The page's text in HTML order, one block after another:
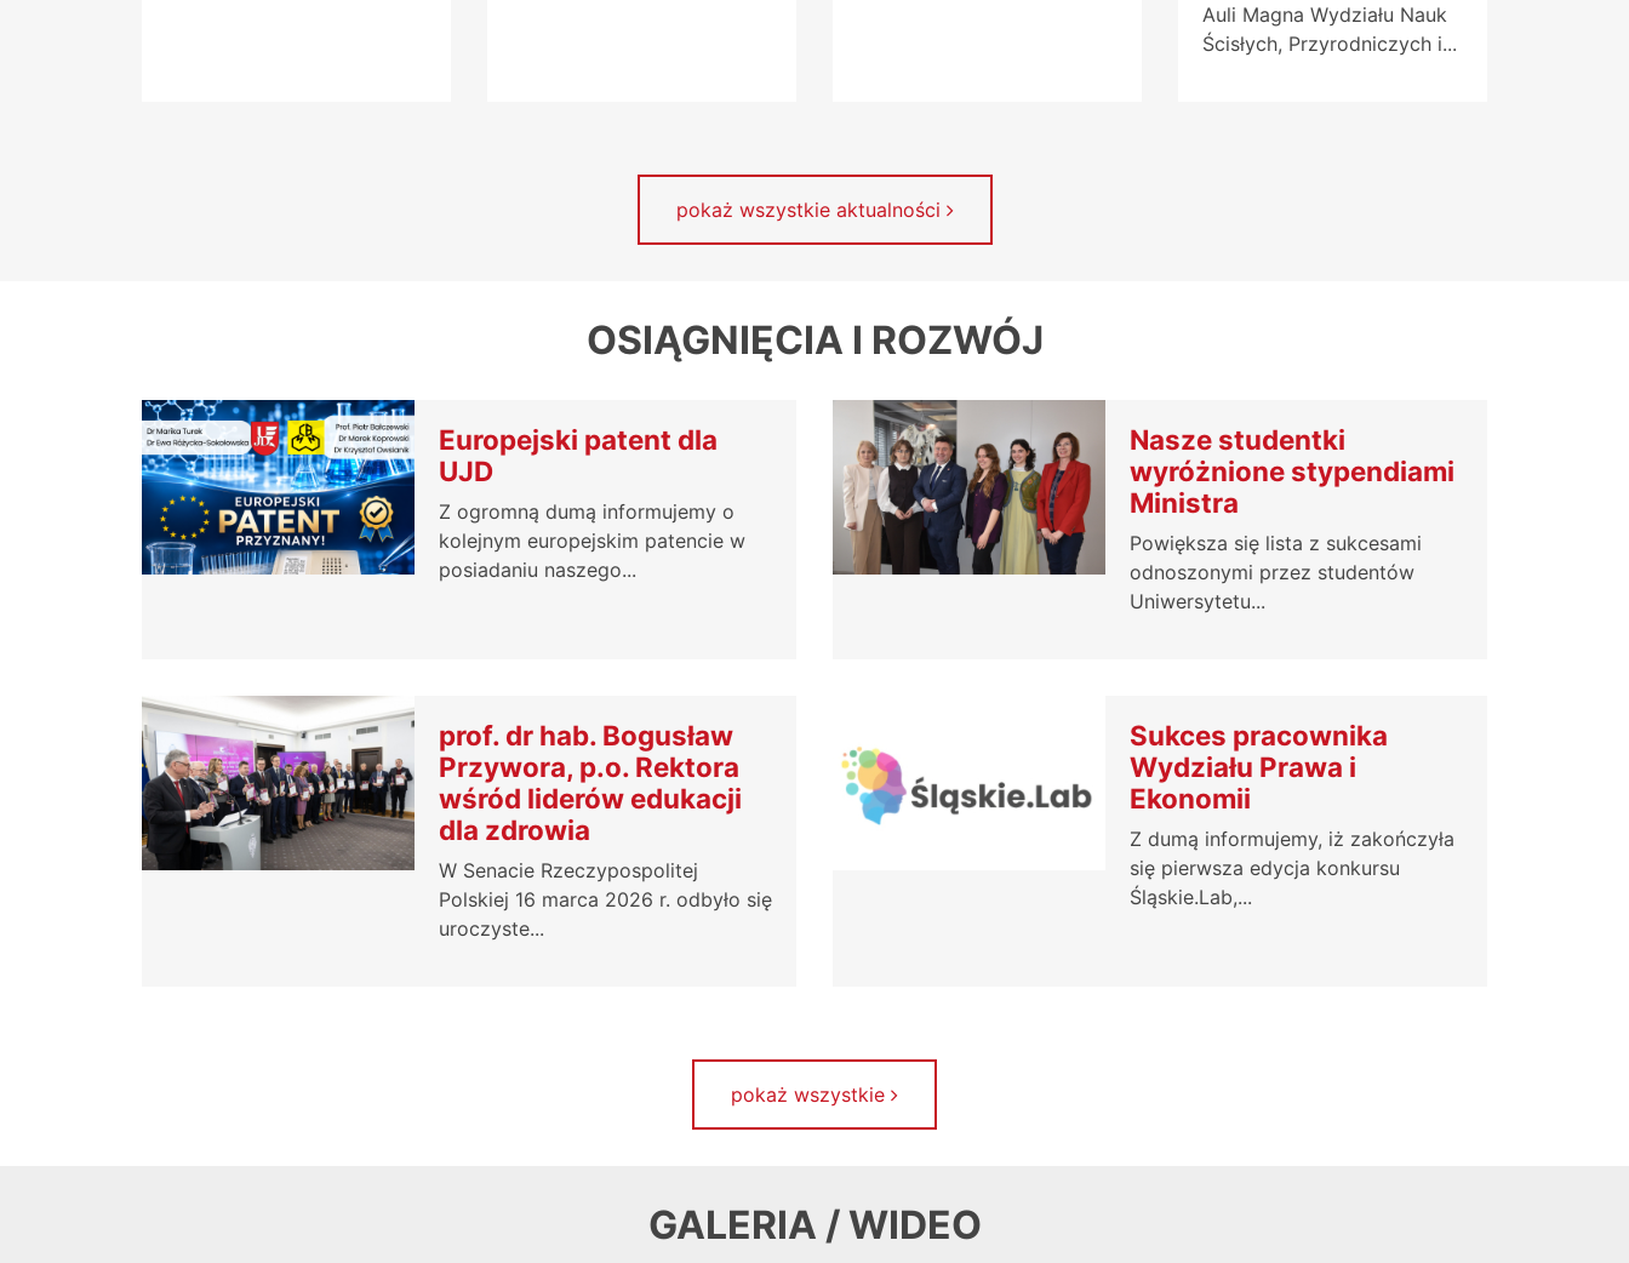
Auli Magna Wydziału Nauk
Ścisłych, Przyrodniczych i...
pokaż wszystkie aktualności
OSIĄGNIĘCIA I ROZWÓJ
Europejski patent dla
UJD
Z ogromną dumą informujemy o
kolejnym europejskim patencie w
posiadaniu naszego...
Nasze studentki
wyróżnione stypendiami
Ministra
Powiększa się lista z sukcesami
odnoszonymi przez studentów
Uniwersytetu...
prof. dr hab. Bogusław
Przywora, p.o. Rektora
wśród liderów edukacji
dla zdrowia
W Senacie Rzeczypospolitej
Polskiej 16 marca 2026 r. odbyło się
uroczyste...
Sukces pracownika
Wydziału Prawa i
Ekonomii
Z dumą informujemy, iż zakończyła
się pierwsza edycja konkursu
Śląskie.Lab,...
pokaż wszystkie
GALERIA / WIDEO